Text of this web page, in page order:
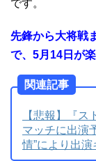
です。
先鋒から大将戦
で、5月14日が楽
関連記事
【悲報】『
マッチに出演
情”により出演